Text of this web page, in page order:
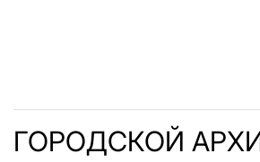
ГОРОДСКОЙ